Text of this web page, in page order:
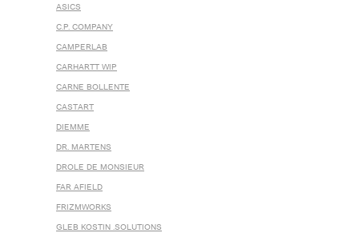
ASICS
C.P. COMPANY
CAMPERLAB
CARHARTT WIP
CARNE BOLLENTE
CASTART
DIEMME
DR. MARTENS
DROLE DE MONSIEUR
FAR AFIELD
FRIZMWORKS
GLEB KOSTIN .SOLUTIONS